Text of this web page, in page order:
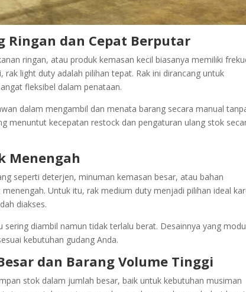
Ringan dan Cepat Berputar
ringan, atau produk kemasan kecil biasanya memiliki
light duty adalah pilihan tepat. Rak ini dirancang untuk
fleksibel dalam penataan.
dalam mengambil dan menata barang secara manual
menuntut kecepatan restock dan pengaturan ulang stok
Menengah
seperti deterjen, minuman kemasan besar, atau bahan
Untuk itu, rak medium duty menjadi pilihan ideal
diakses.
diambil namun tidak terlalu berat. Desainnya yang
kebutuhan gudang Anda.
dan Barang Volume Tinggi
stok dalam jumlah besar, baik untuk kebutuhan musiman